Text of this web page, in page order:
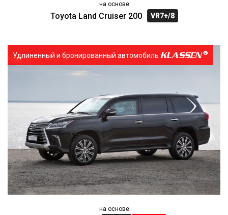
на основе
Toyota Land Cruiser 200 VR7+/8
Удлиненный и бронированный автомобиль KLASSEN
на основе